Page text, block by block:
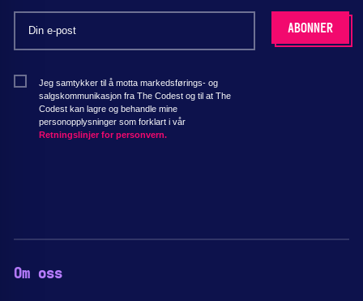
Jeg samtykker til å motta markedsførings- og
salgskommunikasjon fra The Codest og til at The
Codest kan lagre og behandle mine
personopplysninger som forklart i vår
Retningslinjer for personvern.
Om oss